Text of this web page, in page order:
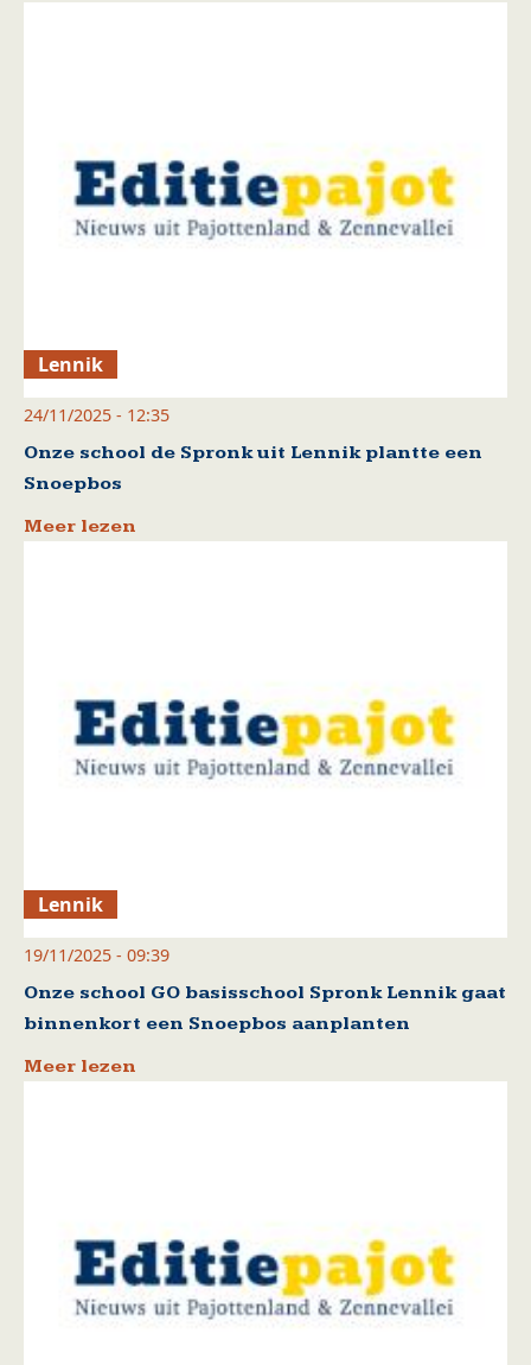
Lennik
24/11/2025 - 12:35
Onze school de Spronk uit Lennik plantte een
Snoepbos
Meer lezen
Lennik
19/11/2025 - 09:39
Onze school GO basisschool Spronk Lennik gaat
binnenkort een Snoepbos aanplanten
Meer lezen